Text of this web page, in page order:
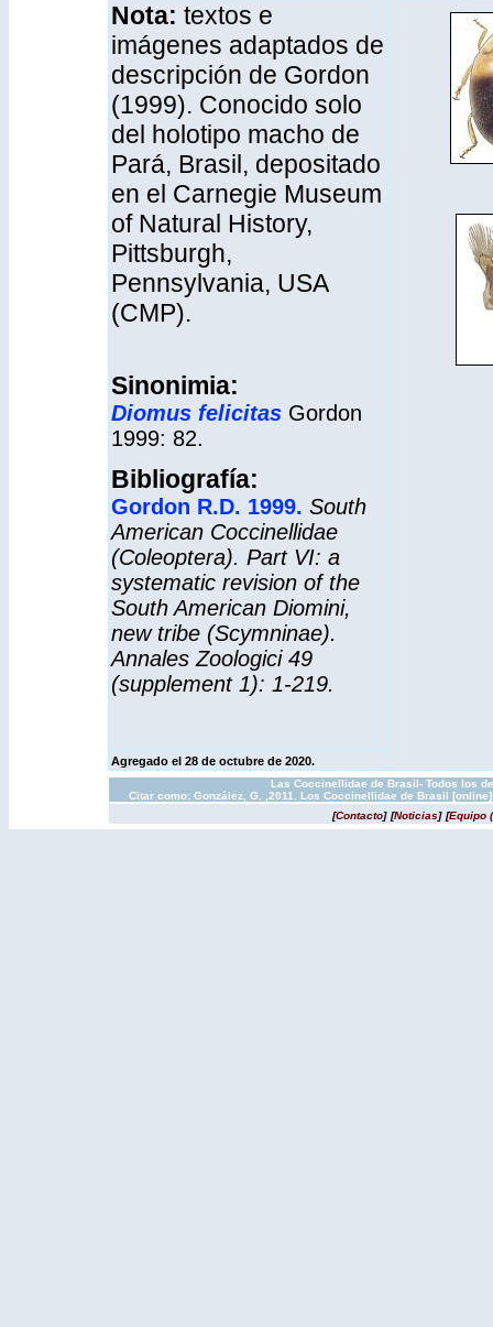
Nota: textos e
imágenes adaptados de
descripción de Gordon
(1999). Conocido solo
del holotipo macho de
Pará, Brasil, depositado
en el Carnegie Museum
of Natural History,
Pittsburgh,
Pennsylvania, USA
(CMP).
Sinonimia:
Diomus felicitas Gordon
1999: 82.
Bibliografía:
Gordon R.D. 1999. South
American Coccinellidae
(Coleoptera). Part VI: a
systematic revision of the
South American Diomini,
new tribe (Scymninae).
Annales Zoologici 49
(supplement 1): 1-219.
Agregado el 28 de octubre de 2020.
Las Coccinellidae de Brasil- Todos los
Citar como: González, G. ,2011. Los Coccinellidae de Brasil
[Contacto] [Noticias] [Equipo